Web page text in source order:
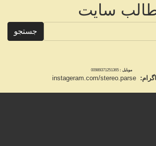
سایت
جستجو
موبایل : 00989371251365
instageram.com/stereo.parse